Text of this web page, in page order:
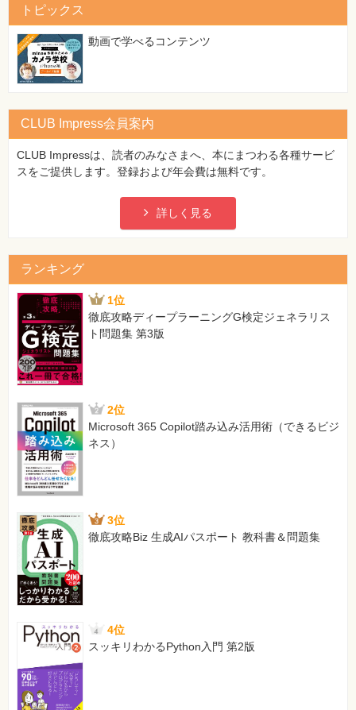
操作6 「0.2」と入力
操作7 ［［1］秒待つ］を接続
備考：
正しいコードは上記となります。以降の該当箇所も同様
です。
【 第2刷にて修正 】
219ページ 公開ページURL
[誤]
[正]
https://scratch.mit.edu/projects/165564471/
【 第3刷にて修正 】
256ページ 付録 コード一覧 第6章 もぐらたたきを作ろ
う コード画面（左）
-
[正]
トピックス
動画で学べるコンテンツ
CLUB Impress会員案内
CLUB Impressは、読者のみなさまへ、本にまつわる各種サービ
スをご提供します。登録および年会費は無料です。
詳しく見る
ランキング
1位
徹底攻略ディープラーニングG検定ジェネラリス
ト問題集 第3版
2位
Microsoft 365 Copilot踏み込み活用術（できるビジ
ネス）
3位
徹底攻略Biz 生成AIパスポート 教科書＆問題集
4位
スッキリわかるPython入門 第2版